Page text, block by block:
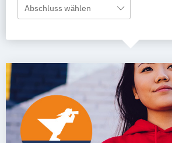
Abschluss wählen